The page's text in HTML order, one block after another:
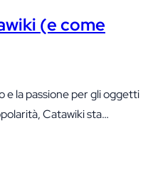
(e come
e la passione per gli oggetti
Catawiki sta
piattaforma d’asta
di tesori e offre